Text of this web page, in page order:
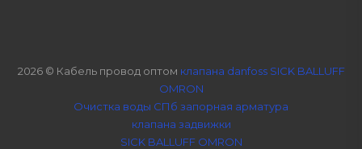
2026 © Кабель провод оптом клапана danfoss SICK BALLUFF
OMRON
Очистка воды СПб запорная арматура
клапана задвижки
SICK BALLUFF OMRON